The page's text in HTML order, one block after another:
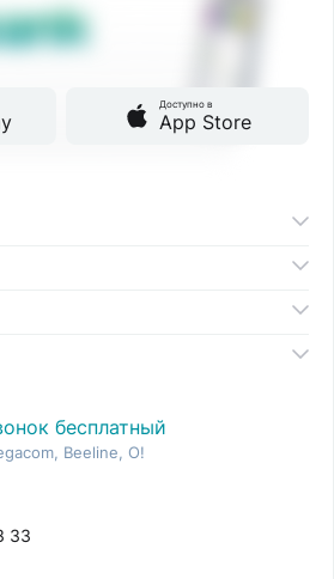
Доступно в
App Store
бесплатный
Beeline, O!
33